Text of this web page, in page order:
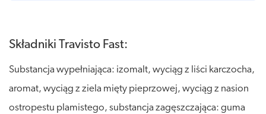
Składniki Travisto Fast:
Substancja wypełniająca: izomalt, wyciąg z liści karczocha,
aromat, wyciąg z ziela mięty pieprzowej, wyciąg z nasion
ostropestu plamistego, substancja zagęszczająca: guma